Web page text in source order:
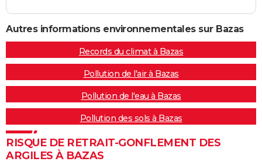
Autres informations environnementales sur Bazas
Records du climat à Bazas
Pollution de l'air à Bazas
Pollution de l'eau à Bazas
Pollution des sols à Bazas
RISQUE DE RETRAIT-GONFLEMENT DES
ARGILES À BAZAS